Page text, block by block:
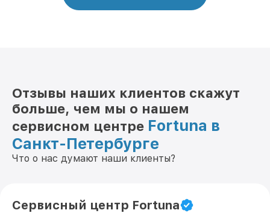
Отзывы наших клиентов скажут
больше, чем мы о нашем
сервисном центре Fortuna в
Санкт-Петербурге
Что о нас думают наши клиенты?
Сервисный центр Fortuna